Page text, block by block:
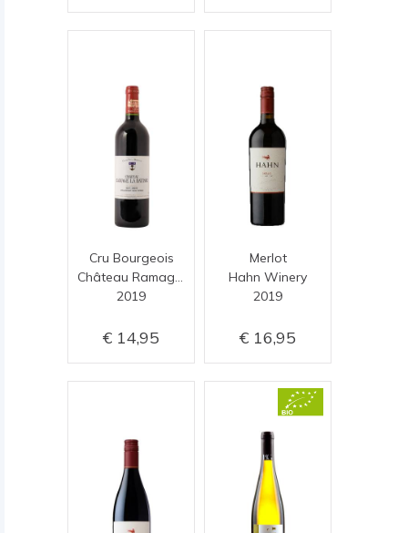
Cru Bourgeois
2019
14,95
Merlot
Hahn Winery
2019
16,95